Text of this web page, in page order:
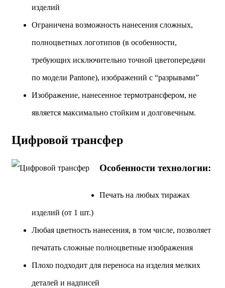
изделий
Ограничена возможность нанесения сложных,
полноцветных логотипов (в особенности,
требующих исключительно точной цветопередачи
по модели Pantone), изображений с “разрывами”
Изображение, нанесенное термотрансфером, не
является максимально стойким и долговечным.
Цифровой трансфер
Особенности технологии:
Печать на любых тиражах
изделий (от 1 шт.)
Любая цветность нанесения, в том числе, позволяет
печатать сложные полноцветные изображения
Плохо подходит для переноса на изделия мелких
деталей и надписей